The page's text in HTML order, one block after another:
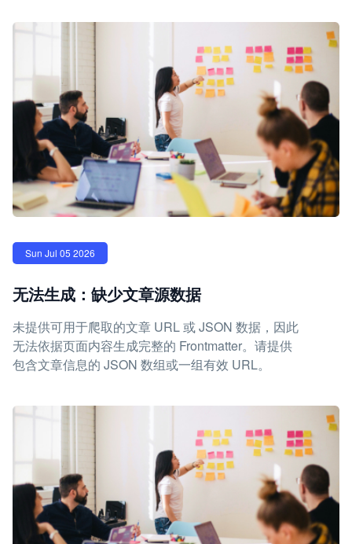
Sun Jul 05 2026
无法生成：缺少文章源数据
未提供可用于爬取的文章 URL 或 JSON 数据，因此
无法依据页面内容生成完整的 Frontmatter。请提供
包含文章信息的 JSON 数组或一组有效 URL。